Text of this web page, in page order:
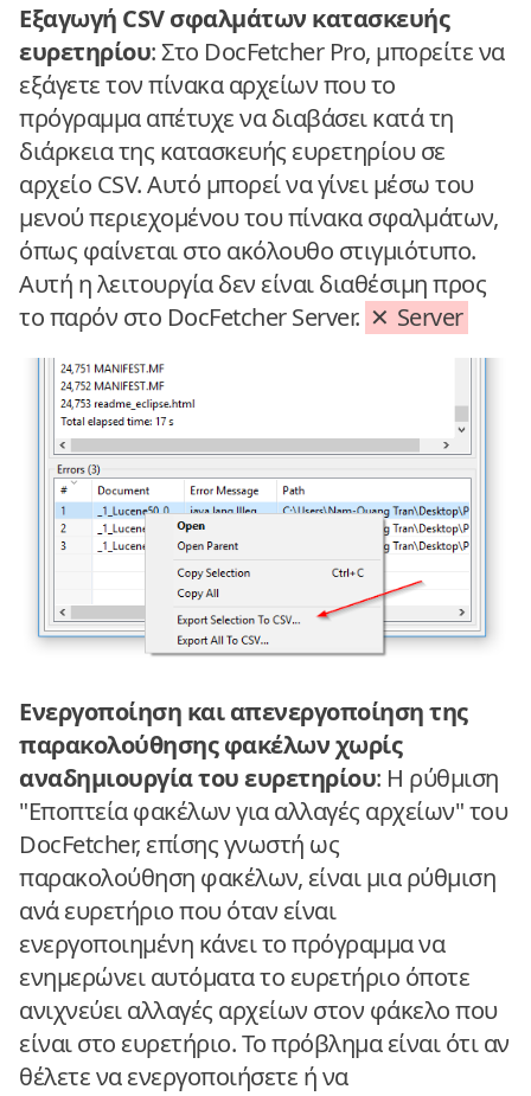
Εξαγωγή CSV σφαλμάτων κατασκευής
ευρετηρίου: Στο DocFetcher Pro, μπορείτε να
εξάγετε τον πίνακα αρχείων που το
πρόγραμμα απέτυχε να διαβάσει κατά τη
διάρκεια της κατασκευής ευρετηρίου σε
αρχείο CSV. Αυτό μπορεί να γίνει μέσω του
μενού περιεχομένου του πίνακα σφαλμάτων,
όπως φαίνεται στο ακόλουθο στιγμιότυπο.
Αυτή η λειτουργία δεν είναι διαθέσιμη προς
το παρόν στο DocFetcher Server.
Server
Ενεργοποίηση και απενεργοποίηση της
παρακολούθησης φακέλων χωρίς
αναδημιουργία του ευρετηρίου: Η ρύθμιση
"Εποπτεία φακέλων για αλλαγές αρχείων" του
DocFetcher, επίσης γνωστή ως
παρακολούθηση φακέλων, είναι μια ρύθμιση
ανά ευρετήριο που όταν είναι
ενεργοποιημένη κάνει το πρόγραμμα να
ενημερώνει αυτόματα το ευρετήριο όποτε
ανιχνεύει αλλαγές αρχείων στον φάκελο που
είναι στο ευρετήριο. Το πρόβλημα είναι ότι αν
θέλετε να ενεργοποιήσετε ή να